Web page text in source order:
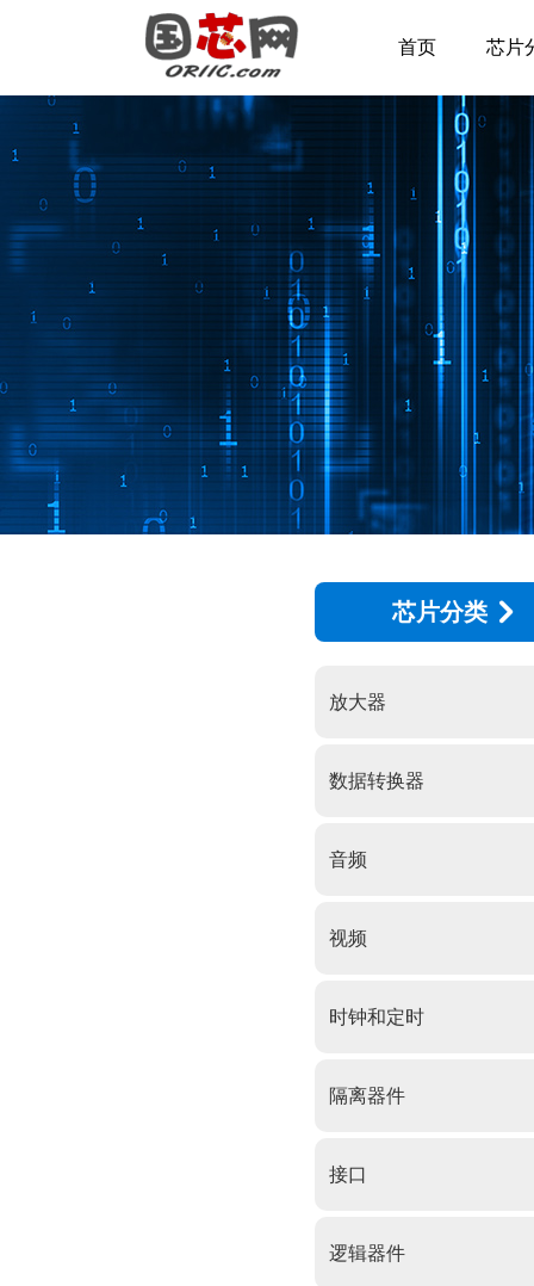
首页 芯片
芯片分类
放大器
数据转换器
音频
视频
时钟和定时
隔离器件
接口
逻辑器件